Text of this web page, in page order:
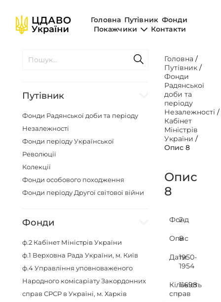
Головна Путівник Фонди
Покажчики
Контакти
Путівник
Фонди Радянської доби та періоду
Незалежності
Фонди періоду Української
Революції
Колекції
Фонди особового походження
Фонди періоду Другої світової війни
Фонди
ф.2 Кабінет Міністрів України
ф.1 Верховна Рада України, м. Київ
ф.4Управління уповноваженого
Народного комісаріату Закордонних
справ СРСР в Україні, м. Харків
Головна /
Путівник/
Фонди
Радянської
доби та
періоду
Незалежності /
Кабінет
Міністрів
України /
Опис 8
Опис
8
Фонд
2
Опис
8
Дати1950-
1954
Кількість
справ
11698